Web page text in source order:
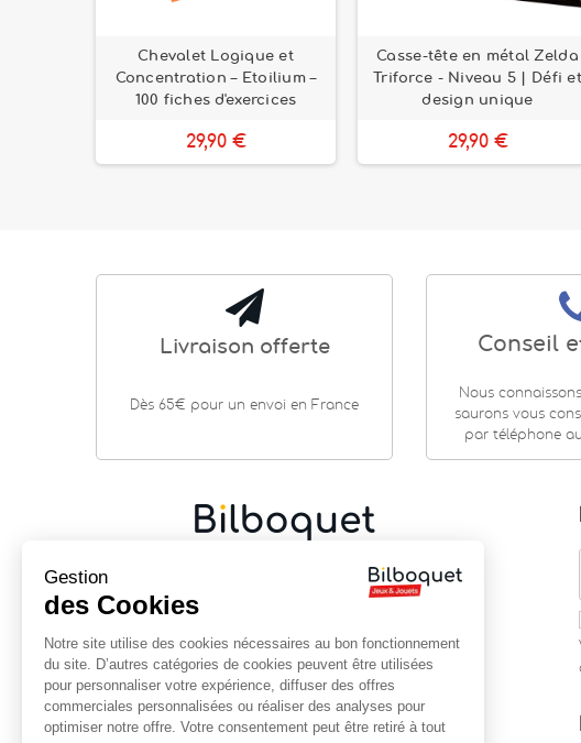
Chevalet Logique et
Concentration – Etoilium –
100 fiches d'exercices
29,90 €
Casse-tête en métal Zelda
Triforce - Niveau 5 | Défi et
design unique
29,90 €
Livraison offerte
Dès 65€ pour un envoi en France
Conseil
Nous
saurons vous
par téléphone
Cadeaux de naissance Jouets en bois |Jeux de
société | Loisirs créatifs
Centre historique de Vannes
Près de la cathédrale
02 97 47 56 92
Gestion
des Cookies
Notre site utilise des cookies nécessaires au bon fonctionnement
du site. D’autres catégories de cookies peuvent être utilisées
pour personnaliser votre expérience, diffuser des offres
commerciales personnalisées ou réaliser des analyses pour
optimiser notre offre. Votre consentement peut être retiré à tout